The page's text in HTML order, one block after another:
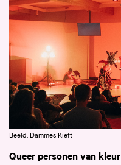
Beeld: Dammes Kieft
Queer personen van kleur